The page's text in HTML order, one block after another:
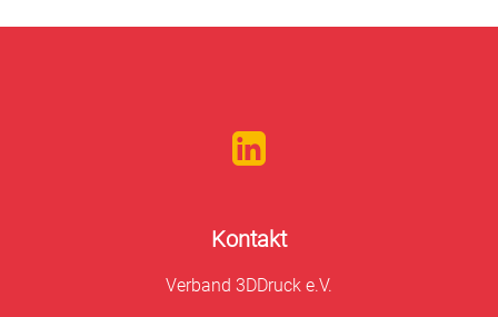
Kontakt
Verband 3DDruck e.V.